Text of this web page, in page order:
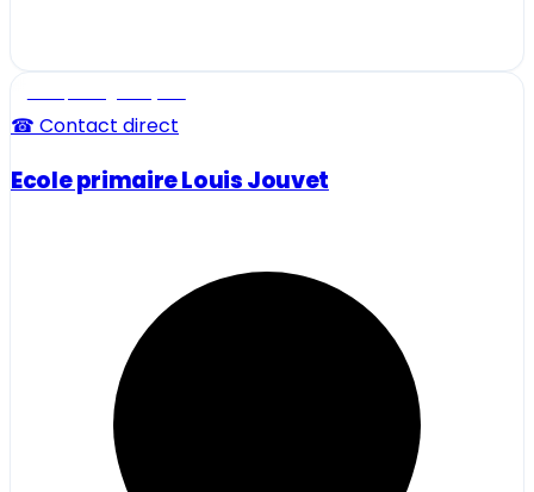
☎ Contact direct
Ecole primaire Louis Jouvet